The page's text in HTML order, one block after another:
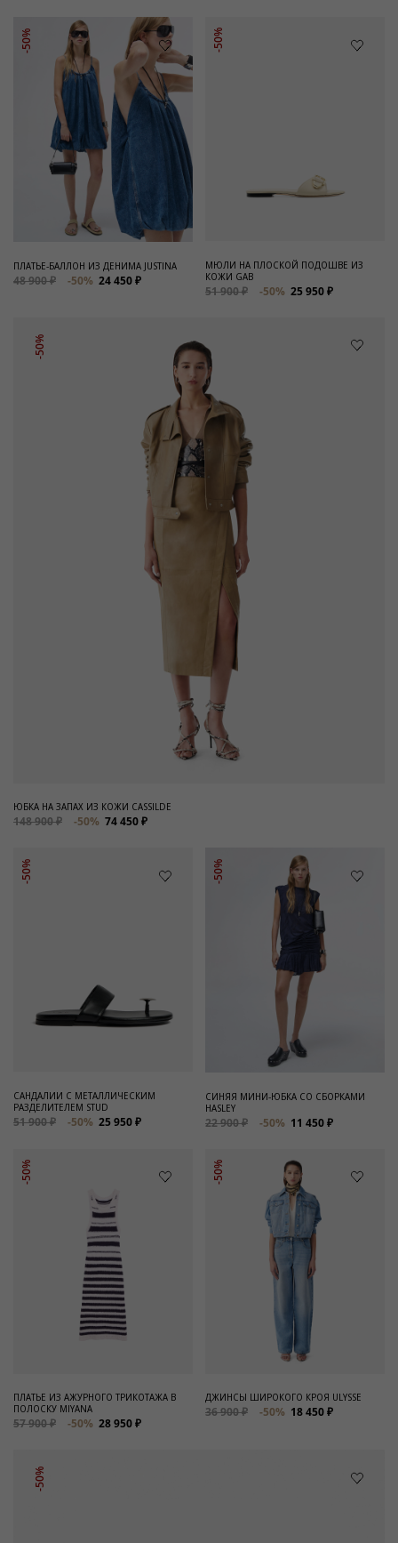
-50%
ПЛАТЬЕ-БАЛЛОН ИЗ ДЕНИМА JUSTINA
48 900 ₽ -50% 24 450 ₽
-50%
МЮЛИ НА ПЛОСКОЙ ПОДОШВЕ ИЗ
КОЖИ GAB
51 900 ₽ -50% 25 950 ₽
-50%
ЮБКА НА ЗАПАХ ИЗ КОЖИ CASSILDE
148 900 ₽ -50% 74 450 ₽
-50%
САНДАЛИИ С МЕТАЛЛИЧЕСКИМ
РАЗДЕЛИТЕЛЕМ STUD
51 900 ₽ -50% 25 950 ₽
-50%
СИНЯЯ МИНИ-ЮБКА СО СБОРКАМИ
HASLEY
22 900 ₽ -50% 11 450 ₽
-50%
ПЛАТЬЕ ИЗ АЖУРНОГО ТРИКОТАЖА В
ПОЛОСКУ MIYANA
57 900 ₽ -50% 28 950 ₽
-50%
ДЖИНСЫ ШИРОКОГО КРОЯ ULYSSE
36 900 ₽ -50% 18 450 ₽
-50%